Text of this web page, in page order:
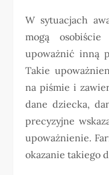
W sytuacjach
mogą
upoważnić inną
Takie
na piśmie i
dane dziecka,
precyzyjne
upoważnienie.
okazanie takiego